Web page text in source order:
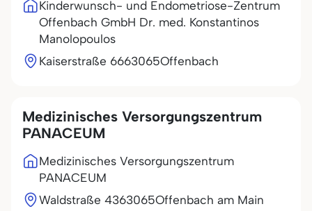
Kinderwunsch- und Endometriose-Zentrum
Offenbach GmbH Dr. med. Konstantinos
Manolopoulos
Kaiserstraße 6663065Offenbach
Medizinisches Versorgungszentrum
PANACEUM
Medizinisches Versorgungszentrum
PANACEUM
Waldstraße 4363065Offenbach am Main